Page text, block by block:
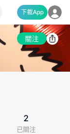
下載App
關注
2
已關注